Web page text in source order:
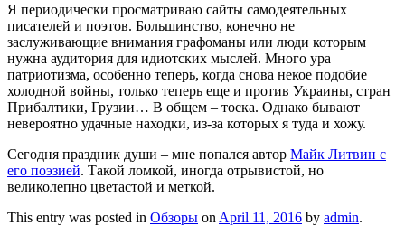
Я периодически просматриваю сайты самодеятельных
писателей и поэтов. Большинство, конечно не
заслуживающие внимания графоманы или люди которым
нужна аудитория для идиотских мыслей. Много ура
патриотизма, особенно теперь, когда снова некое подобие
холодной войны, только теперь еще и против Украины, стран
Прибалтики, Грузии… В общем – тоска. Однако бывают
невероятно удачные находки, из-за которых я туда и хожу.
Сегодня праздник души – мне попался автор Майк Литвин с
его поэзией. Такой ломкой, иногда отрывистой, но
великолепно цветастой и меткой.
This entry was posted in Обзоры on April 11, 2016 by admin.